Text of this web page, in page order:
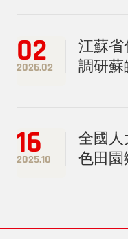
02
2026.02
江蘇省
調研蘇
16
2025.10
全國人
色田園